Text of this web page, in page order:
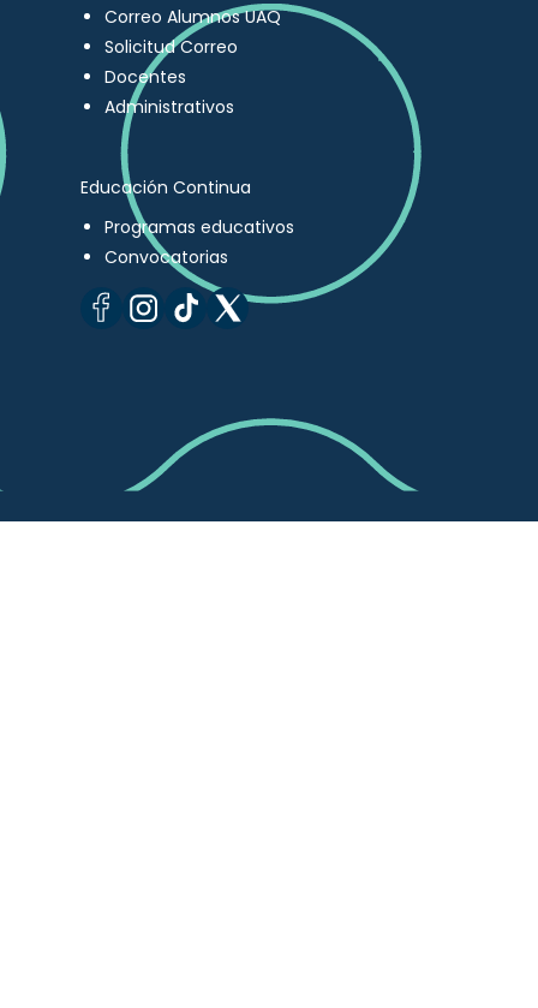
Correo Alumnos UAQ
Solicitud Correo
Docentes
Administrativos
Educación Continua
Programas educativos
Convocatorias